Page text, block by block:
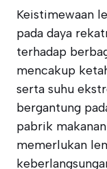
Keistimewaan
pada daya
terhadap
mencakup
serta suhu
bergantung
pabrik
memerlukan